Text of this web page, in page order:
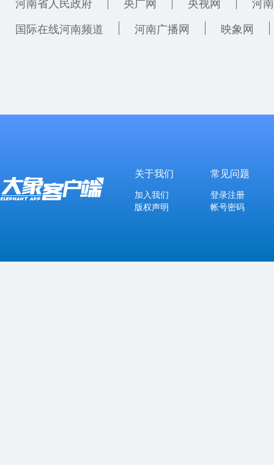
国际在线河南频道
河南广播网 映象网
关于我们
加入我们
版权声明
常见问题
登录注册
帐号密码